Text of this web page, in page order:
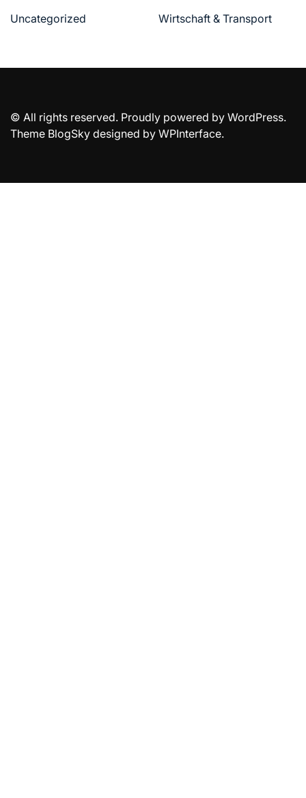
Uncategorized
Wirtschaft & Transport
© All rights reserved. Proudly powered by WordPress.
Theme BlogSky designed by WPInterface.